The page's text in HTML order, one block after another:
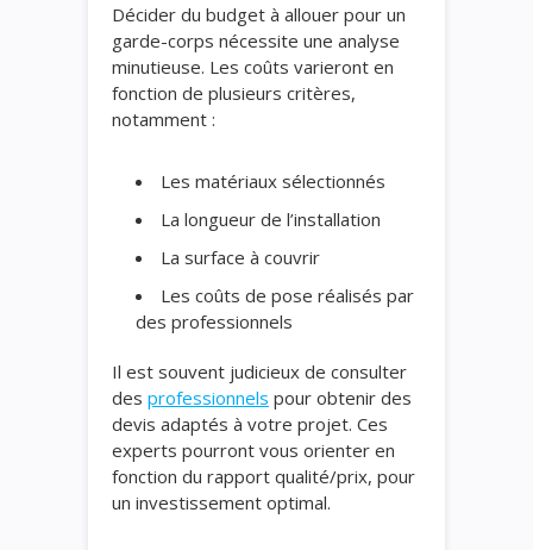
Décider du budget à allouer pour un
garde-corps nécessite une analyse
minutieuse. Les coûts varieront en
fonction de plusieurs critères,
notamment :
Les matériaux sélectionnés
La longueur de l’installation
La surface à couvrir
Les coûts de pose réalisés par
des professionnels
Il est souvent judicieux de consulter
des professionnels pour obtenir des
devis adaptés à votre projet. Ces
experts pourront vous orienter en
fonction du rapport qualité/prix, pour
un investissement optimal.